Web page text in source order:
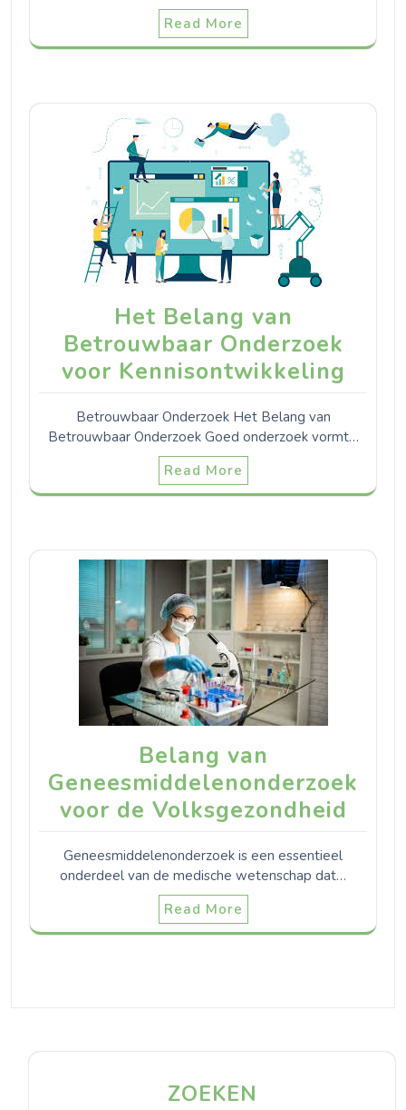
Read More
Het Belang van
Betrouwbaar Onderzoek
voor Kennisontwikkeling
Betrouwbaar Onderzoek Het Belang van
Betrouwbaar Onderzoek Goed onderzoek vormt…
Read More
Belang van
Geneesmiddelenonderzoek
voor de Volksgezondheid
Geneesmiddelenonderzoek is een essentieel
onderdeel van de medische wetenschap dat…
Read More
ZOEKEN